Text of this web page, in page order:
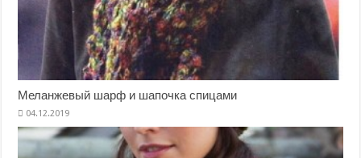
Меланжевый шарф и шапочка спицами